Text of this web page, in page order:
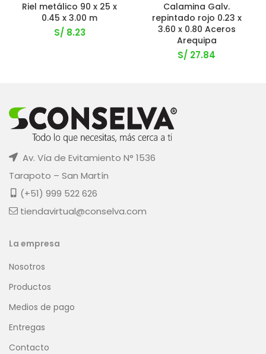
Riel metálico 90 x 25 x
0.45 x 3.00 m
S/ 8.23
Calamina Galv.
repintado rojo 0.23 x
3.60 x 0.80 Aceros
Arequipa
S/ 27.84
Av. Vía de Evitamiento N° 1536
Tarapoto – San Martín
(+51) 999 522 626
tiendavirtual@conselva.com
La empresa
Nosotros
Productos
Medios de pago
Entregas
Contacto